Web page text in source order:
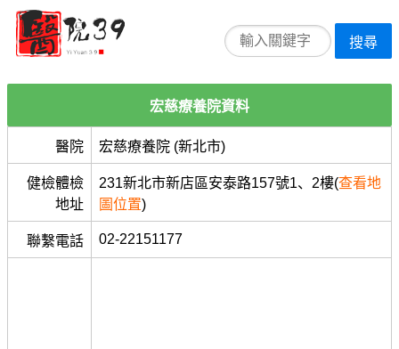
搜尋
宏慈療養院資料
醫院 宏慈療養院 (新北市)
健檢體檢
地址
231新北市新店區安泰路157號1、2樓(查看地
圖位置)
聯繫電話 02-22151177